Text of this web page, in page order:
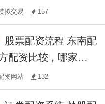
拟交易 157
配资比较，哪家更
？
资网站 132